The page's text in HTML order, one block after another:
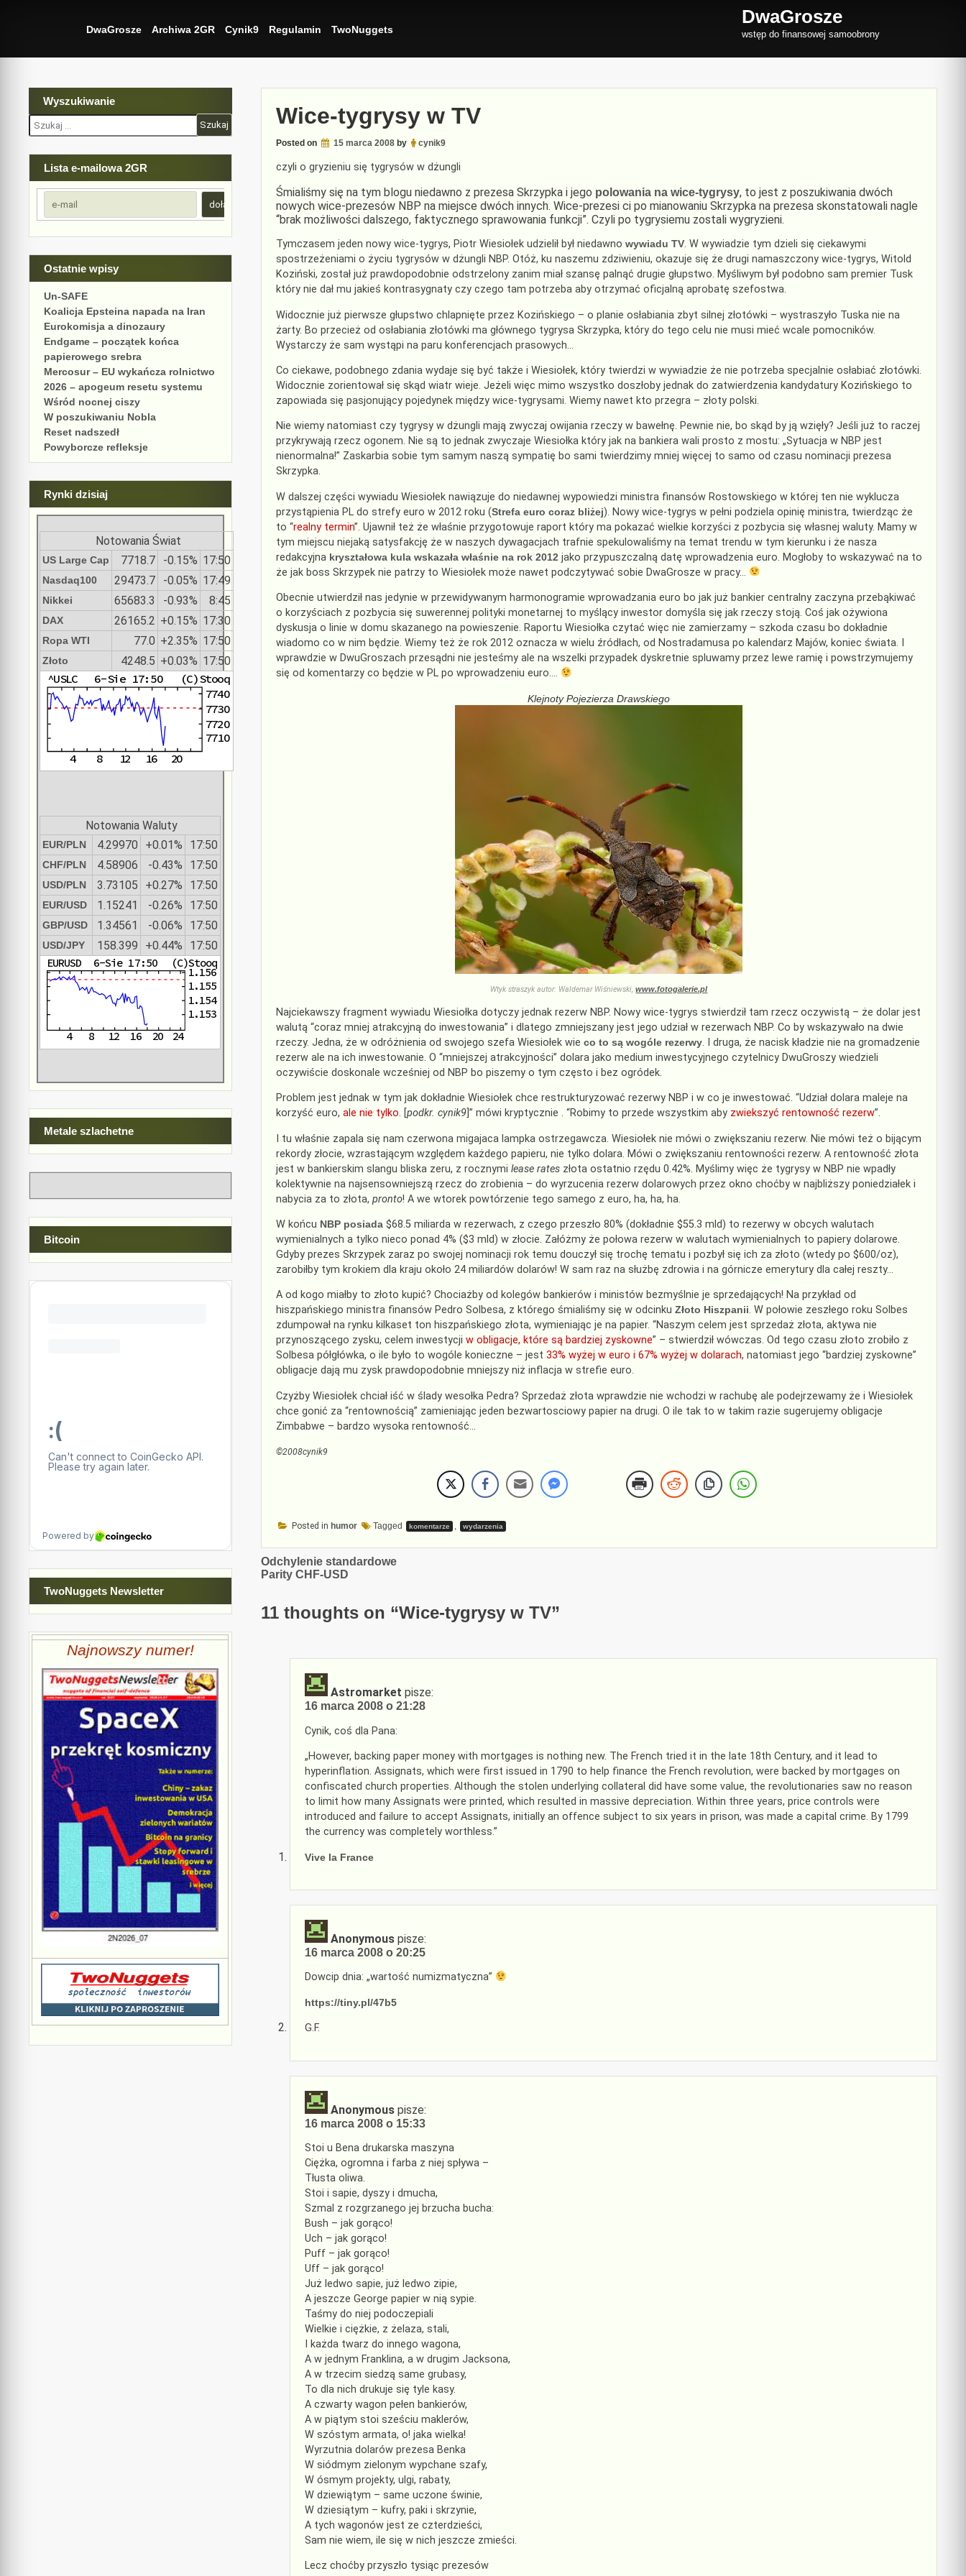
DwaGrosze Archiwa 2GR Cynik9 Regulamin TwoNuggets
DwaGrosze
wstęp do finansowej samoobrony
Wice-tygrysy w TV
Posted on 15 marca 2008by cynik9
czyli o gryzieniu się tygrysów w dżungli
Śmialiśmy się na tym blogu niedawno z prezesa Skrzypka i jego polowania na wice-tygrysy, to jest z poszukiwania dwóch
nowych wice-prezesów NBP na miejsce dwóch innych. Wice-prezesi ci po mianowaniu Skrzypka na prezesa skonstatowali nagle
“brak możliwości dalszego, faktycznego sprawowania funkcji”. Czyli po tygrysiemu zostali wygryzieni.
Tymczasem jeden nowy wice-tygrys, Piotr Wiesiołek udzielił był niedawno wywiadu TV. W wywiadzie tym dzieli się ciekawymi
spostrzeżeniami o życiu tygrysów w dżungli NBP. Otóż, ku naszemu zdziwieniu, okazuje się że drugi namaszczony wice-tygrys, Witold
Koziński, został już prawdopodobnie odstrzelony zanim miał szansę palnąć drugie głupstwo. Myśliwym był podobno sam premier Tusk
który nie dał mu jakieś kontrasygnaty czy czego tam potrzeba aby otrzymać oficjalną aprobatę szefostwa.
Widocznie już pierwsze głupstwo chlapnięte przez Kozińskiego – o planie osłabiania zbyt silnej złotówki – wystraszyło Tuska nie na
żarty. Bo przecież od osłabiania złotówki ma głównego tygrysa Skrzypka, który do tego celu nie musi mieć wcale pomocników.
Wystarczy że sam wystąpi na paru konferencjach prasowych…
Co ciekawe, podobnego zdania wydaje się być także i Wiesiołek, który twierdzi w wywiadzie że nie potrzeba specjalnie osłabiać złotówki.
Widocznie zorientował się skąd wiatr wieje. Jeżeli więc mimo wszystko doszłoby jednak do zatwierdzenia kandydatury Kozińskiego to
zapowiada się pasjonujący pojedynek między wice-tygrysami. Wiemy nawet kto przegra – złoty polski.
Nie wiemy natomiast czy tygrysy w dżungli mają zwyczaj owijania rzeczy w bawełnę. Pewnie nie, bo skąd by ją wzięły? Jeśli już to raczej
przykrywają rzecz ogonem. Nie są to jednak zwyczaje Wiesiołka który jak na bankiera wali prosto z mostu: „Sytuacja w NBP jest
nienormalna!” Zaskarbia sobie tym samym naszą sympatię bo sami twierdzimy mniej więcej to samo od czasu nominacji prezesa
Skrzypka.
W dalszej części wywiadu Wiesiołek nawiązuje do niedawnej wypowiedzi ministra finansów Rostowskiego w której ten nie wyklucza
przystąpienia PL do strefy euro w 2012 roku (Strefa euro coraz bliżej). Nowy wice-tygrys w pełni podziela opinię ministra, twierdząc że
to “realny termin”. Ujawnił też że właśnie przygotowuje raport który ma pokazać wielkie korzyści z pozbycia się własnej waluty. Mamy w
tym miejscu niejaką satysfakcję że w naszych dywagacjach trafnie spekulowaliśmy na temat trendu w tym kierunku i że nasza
redakcyjna kryształowa kula wskazała właśnie na rok 2012jako przypuszczalną datę wprowadzenia euro. Mogłoby to wskazywać na to
że jak boss Skrzypek nie patrzy to Wiesiołek może nawet podczytywać sobie DwaGrosze w pracy…
Obecnie utwierdził nas jedynie w przewidywanym harmonogramie wprowadzania euro bo jak już bankier centralny zaczyna przebąkiwać
o korzyściach z pozbycia się suwerennej polityki monetarnej to myślący inwestor domyśla się jak rzeczy stoją. Coś jak ożywiona
dyskusja o linie w domu skazanego na powieszenie. Raportu Wiesiołka czytać więc nie zamierzamy – szkoda czasu bo dokładnie
wiadomo co w nim będzie. Wiemy też że rok 2012 oznacza w wielu źródłach, od Nostradamusa po kalendarz Majów, koniec świata. I
wprawdzie w DwuGroszach przesądni nie jesteśmy ale na wszelki przypadek dyskretnie spluwamy przez lewe ramię i powstrzymujemy
się od komentarzy co będzie w PL po wprowadzeniu euro….
Klejnoty Pojezierza Drawskiego
Wtyk straszyk autor: Waldemar Wiśniewski,www.fotogalerie.pl
Najciekawszy fragment wywiadu Wiesiołka dotyczy jednak rezerw NBP. Nowy wice-tygrys stwierdził tam rzecz oczywistą – że dolar jest
walutą “coraz mniej atrakcyjną do inwestowania” i dlatego zmniejszany jest jego udział w rezerwach NBP. Co by wskazywało na dwie
rzeczy. Jedna, że w odróżnienia od swojego szefa Wiesiołek wie co to są wogóle rezerwy. I druga, że nacisk kładzie nie na gromadzenie
rezerw ale na ich inwestowanie. O “mniejszej atrakcyjności” dolara jako medium inwestycyjnego czytelnicy DwuGroszy wiedzieli
oczywiście doskonale wcześniej od NBP bo piszemy o tym często i bez ogródek.
Problem jest jednak w tym jak dokładnie Wiesiołek chce restrukturyzować rezerwy NBP i w co je inwestować. “Udział dolara maleje na
korzyść euro, ale nie tylko. [podkr. cynik9]” mówi kryptycznie . “Robimy to przede wszystkim aby zwiekszyć rentowność rezerw”.
I tu właśnie zapala się nam czerwona migajaca lampka ostrzegawcza. Wiesiołek nie mówi o zwiększaniu rezerw. Nie mówi też o bijącym
rekordy złocie, wzrastającym względem każdego papieru, nie tylko dolara. Mówi o zwiększaniu rentowności rezerw. A rentowność złota
jest w bankierskim slangu bliska zeru, z rocznymi lease rateszłota ostatnio rzędu 0.42%. Myślimy więc że tygrysy w NBP nie wpadły
kolektywnie na najsensowniejszą rzecz do zrobienia – do wyrzucenia rezerw dolarowych przez okno choćby w najbliższy poniedziałek i
nabycia za to złota, pronto! A we wtorek powtórzenie tego samego z euro, ha, ha, ha.
W końcu NBP posiada$68.5 miliarda w rezerwach, z czego przeszło 80% (dokładnie $55.3 mld) to rezerwy w obcych walutach
wymienialnych a tylko nieco ponad 4% ($3 mld) w złocie. Załóżmy że połowa rezerw w walutach wymienialnych to papiery dolarowe.
Gdyby prezes Skrzypek zaraz po swojej nominacji rok temu douczył się trochę tematu i pozbył się ich za złoto (wtedy po $600/oz),
zarobiłby tym krokiem dla kraju około 24 miliardów dolarów! W sam raz na służbę zdrowia i na górnicze emerytury dla całej reszty…
A od kogo miałby to złoto kupić? Chociażby od kolegów bankierów i ministów bezmyślnie je sprzedających! Na przykład od
hiszpańskiego ministra finansów Pedro Solbesa, z którego śmialiśmy się w odcinku Złoto Hiszpanii. W połowie zeszłego roku Solbes
zdumpował na rynku kilkaset ton hiszpańskiego złota, wymieniając je na papier. “Naszym celem jest sprzedaż złota, aktywa nie
przynoszącego zysku, celem inwestycji w obligacje, które są bardziej zyskowne” – stwierdził wówczas. Od tego czasu złoto zrobiło z
Solbesa półgłówka, o ile było to wogóle konieczne – jest 33% wyżej w euro i 67% wyżej w dolarach, natomiast jego “bardziej zyskowne”
obligacje dają mu zysk prawdopodobnie mniejszy niż inflacja w strefie euro.
Czyżby Wiesiołek chciał iść w ślady wesołka Pedra? Sprzedaż złota wprawdzie nie wchodzi w rachubę ale podejrzewamy że i Wiesiołek
chce gonić za “rentownością” zamieniając jeden bezwartosciowy papier na drugi. O ile tak to w takim razie sugerujemy obligacje
Zimbabwe – bardzo wysoka rentowność…
©2008cynik9
Posted in humor Tagged komentarze wydarzenia
Nawigacja
wpisu
Odchylenie standardowe
Parity CHF-USD
11 thoughts on “Wice-tygrysy w TV”
Astromarket pisze:
16 marca 2008 o 21:28
Cynik, coś dla Pana:
„However, backing paper money with mortgages is nothing new. The French tried it in the late 18th Century, and it lead to
hyperinflation. Assignats, which were first issued in 1790 to help finance the French revolution, were backed by mortgages on
confiscated church properties. Although the stolen underlying collateral did have some value, the revolutionaries saw no reason
to limit how many Assignats were printed, which resulted in massive depreciation. Within three years, price controls were
introduced and failure to accept Assignats, initially an offence subject to six years in prison, was made a capital crime. By 1799
the currency was completely worthless.”
Vive la France
Anonymous pisze:
16 marca 2008 o 20:25
Dowcip dnia: „wartość numizmatyczna”
https://tiny.pl/47b5
G.F.
Anonymous pisze:
16 marca 2008 o 15:33
Stoi u Bena drukarska maszyna
Ciężka, ogromna i farba z niej spływa –
Tłusta oliwa.
Stoi i sapie, dyszy i dmucha,
Szmal z rozgrzanego jej brzucha bucha:
Bush – jak gorąco!
Uch – jak gorąco!
Puff – jak gorąco!
Uff – jak gorąco!
Już ledwo sapie, już ledwo zipie,
A jeszcze George papier w nią sypie.
Taśmy do niej podoczepiali
Wielkie i ciężkie, z żelaza, stali,
I każda twarz do innego wagona,
A w jednym Franklina, a w drugim Jacksona,
A w trzecim siedzą same grubasy,
To dla nich drukuje się tyle kasy.
A czwarty wagon pełen bankierów,
A w piątym stoi sześciu maklerów,
W szóstym armata, o! jaka wielka!
Wyrzutnia dolarów prezesa Benka
W siódmym zielonym wypchane szafy,
W ósmym projekty, ulgi, rabaty,
W dziewiątym – same uczone świnie,
W dziesiątym – kufry, paki i skrzynie,
A tych wagonów jest ze czterdzieści,
Sam nie wiem, ile się w nich jeszcze zmieści.
Lecz choćby przyszło tysiąc prezesów
Wyszukiwanie
Szukaj:
Lista e-mailowa 2GR
Ostatnie wpisy
Un-SAFE
Koalicja Epsteina napada na Iran
Eurokomisja a dinozaury
Endgame – początek końca
papierowego srebra
Mercosur – EU wykańcza rolnictwo
2026 – apogeum resetu systemu
Wśród nocnej ciszy
W poszukiwaniu Nobla
Reset nadszedł
Powyborcze refleksje
Rynki dzisiaj
Notowania Świat
US Large Cap 7718.7 -0.15% 17:50
Nasdaq100 29473.7 -0.05% 17:49
Nikkei 65683.3 -0.93% 8:45
DAX 26165.2 +0.15% 17:30
Ropa WTI 77.0 +2.35% 17:50
Złoto 4248.5 +0.03% 17:50
Notowania Waluty
EUR/PLN 4.29970 +0.01% 17:50
CHF/PLN 4.58906 -0.43% 17:50
USD/PLN 3.73105 +0.27% 17:50
EUR/USD 1.15241 -0.26% 17:50
GBP/USD 1.34561 -0.06% 17:50
USD/JPY 158.399 +0.44% 17:50
Metale szlachetne
Bitcoin
TwoNuggets Newsletter
Najnowszy numer!